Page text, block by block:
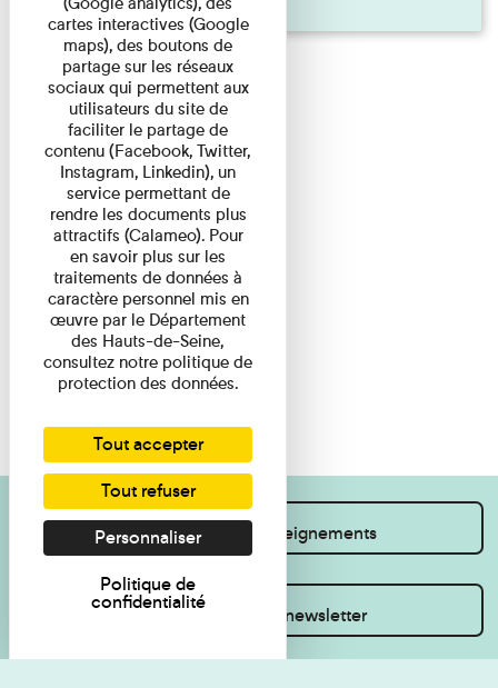
Je souhaite des renseignements
Inscrivez-vous à la newsletter
cartes interactives (Google
maps), des boutons de
partage sur les réseaux
sociaux qui permettent aux
utilisateurs du site de
faciliter le partage de
contenu (Facebook, Twitter,
Instagram, Linkedin), un
service permettant de
rendre les documents plus
attractifs (Calameo). Pour
en savoir plus sur les
traitements de données à
caractère personnel mis en
œuvre par le Département
des Hauts-de-Seine,
consultez notre politique de
protection des données.
Tout accepter
Tout refuser
Personnaliser
Politique de
confidentialité